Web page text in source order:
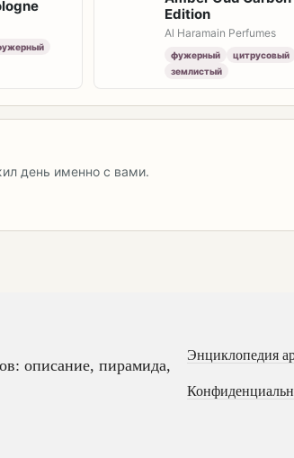
Edition
Al Haramain Perfumes
фужерный
цитрусовый
землистый
день именно с вами.
описание, пирамида,
Энциклопедия